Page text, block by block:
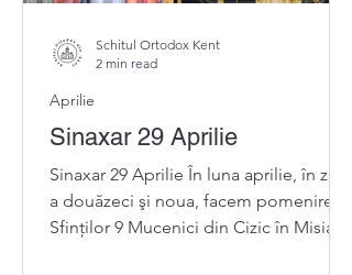
Sinaxar 29 Aprilie
Sinaxar 29 Aprilie În luna aprilie, în ziua
a douăzeci şi noua, facem pomenirea
Sfinților 9 Mucenici din Cizic în Misia (+
Aprilie
Schitul Ortodox Kent
2 min read